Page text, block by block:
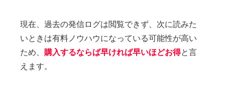
現在、過去の発信ログは閲覧できず、次に読みた
いときは有料ノウハウになっている可能性が高い
ため、 購入するならば早ければ早いほどお得と言
えます。